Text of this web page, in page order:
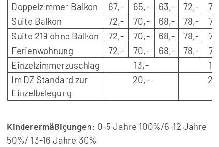
Doppelzimmer Balkon 67,- 65,- 63,- 72,-
Suite Balkon
72,- 70,- 68,- 78,-
Suite 219 ohne Balkon
72,- 70,- 68,- 78,-
Ferienwohnung
72,- 70,- 68,- 78,-
Einzelzimmerzuschlag
13,-
Im DZ Standard zur
Einzelbelegung
20,-
Kinderermäßigungen: 0-5 Jahre 100%/6-12 Jahre
50%/ 13-16 Jahre 30%